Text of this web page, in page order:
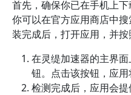
首先，确保你已在手机上下
你可以在官方应用商店中
装完成后，打开应用，并按
在灵缇加速器的主界
钮。点击该按钮，应用
检测完成后，应用会